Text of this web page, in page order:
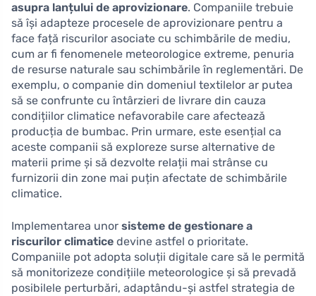
asupra lanțului de aprovizionare. Companiile trebuie
să își adapteze procesele de aprovizionare pentru a
face față riscurilor asociate cu schimbările de mediu,
cum ar fi fenomenele meteorologice extreme, penuria
de resurse naturale sau schimbările în reglementări. De
exemplu, o companie din domeniul textilelor ar putea
să se confrunte cu întârzieri de livrare din cauza
condițiilor climatice nefavorabile care afectează
producția de bumbac. Prin urmare, este esențial ca
aceste companii să exploreze surse alternative de
materii prime și să dezvolte relații mai strânse cu
furnizorii din zone mai puțin afectate de schimbările
climatice.
Implementarea unor sisteme de gestionare a
riscurilor climatice devine astfel o prioritate.
Companiile pot adopta soluții digitale care să le permită
să monitorizeze condițiile meteorologice și să prevadă
posibilele perturbări, adaptându-și astfel strategia de